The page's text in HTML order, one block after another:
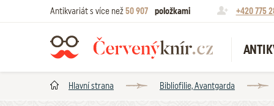
Antikvariát s více než50 907 položkami +420 775
Hlavní strana Bibliofilie, Avantgarda